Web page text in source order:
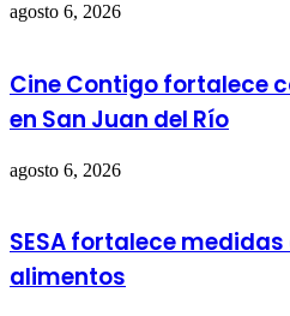
agosto 6, 2026
Cine Contigo fortalece
en San Juan del Río
agosto 6, 2026
SESA fortalece medidas
alimentos